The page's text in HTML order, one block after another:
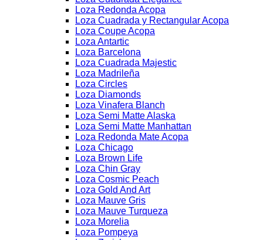
Loza Redonda Acopa
Loza Cuadrada y Rectangular Acopa
Loza Coupe Acopa
Loza Antartic
Loza Barcelona
Loza Cuadrada Majestic
Loza Madrileña
Loza Circles
Loza Diamonds
Loza Vinafera Blanch
Loza Semi Matte Alaska
Loza Semi Matte Manhattan
Loza Redonda Mate Acopa
Loza Chicago
Loza Brown Life
Loza Chin Gray
Loza Cosmic Peach
Loza Gold And Art
Loza Mauve Gris
Loza Mauve Turqueza
Loza Morelia
Loza Pompeya